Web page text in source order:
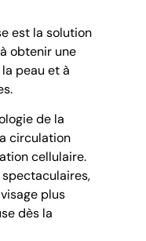
est la solution
obtenir une
peau et à
de la
circulation
cellulaire.
plus
dès la